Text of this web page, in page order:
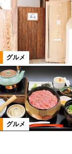
北塩原村
白河市
会津美里町
玉川村
グルメ
グルメ